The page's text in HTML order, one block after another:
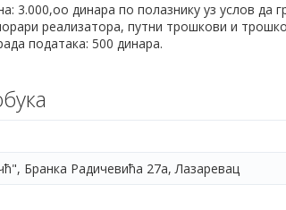
3.000,оо динара по полазнику уз услов да
реализатора, путни трошкови и
података: 500 динара.
Бранка Радичевића 27а, Лазаревац